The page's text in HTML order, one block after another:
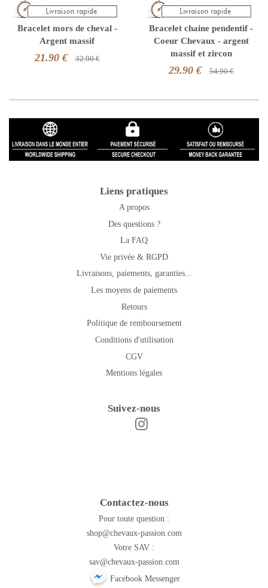
Bracelet mors de cheval -
Argent massif
21.90 € 32.90 €
Bracelet chaine pendentif -
Coeur Chevaux - argent
massif et zircon
29.90 € 54.90 €
Liens pratiques
A propos
Des questions ?
La FAQ
Vie privée & RGPD
Livraisons, paiements, garanties...
Les moyens de paiements
Retours
Politique de remboursement
Conditions d'utilisation
CGV
Mentions légales
Suivez-nous
Facebook
Contactez-nous
Pour toute question :
shop@chevaux-passion.com
Votre SAV :
sav@chevaux-passion.com
Facebook Messenger